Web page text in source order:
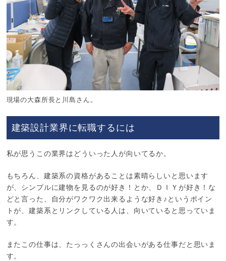
現場の大森所長と川島さん。
建築設計業界に転職するには
私が思うこの業界はどういった人が向いてるか。
もちろん、建築系の資格があることは素晴らしいと思います
が、シンプルに建物を見るのが好き！とか、ＤＩＹが好き！な
どと言った、自分がワクワク出来るような好き♪というポイン
トが、建築系とリンクしている人は、向いていると思っていま
す。
またこの仕事は、たっっくさんの出会いがある仕事だと思いま
す。